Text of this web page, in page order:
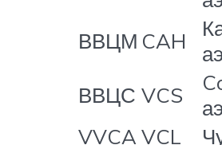
ВВЦМ CAH
ВВЦС VCS
VVCA VCL